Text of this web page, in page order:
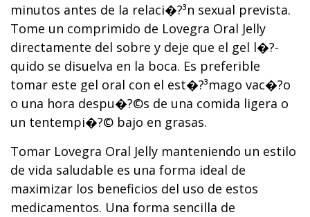
minutos antes de la relaci�?³n sexual prevista.
Tome un comprimido de Lovegra Oral Jelly
directamente del sobre y deje que el gel l�?­
quido se disuelva en la boca. Es preferible
tomar este gel oral con el est�?³mago vac�?­o
o una hora despu�?©s de una comida ligera o
un tentempi�?© bajo en grasas.
Tomar Lovegra Oral Jelly manteniendo un estilo
de vida saludable es una forma ideal de
maximizar los beneficios del uso de estos
medicamentos. Una forma sencilla de